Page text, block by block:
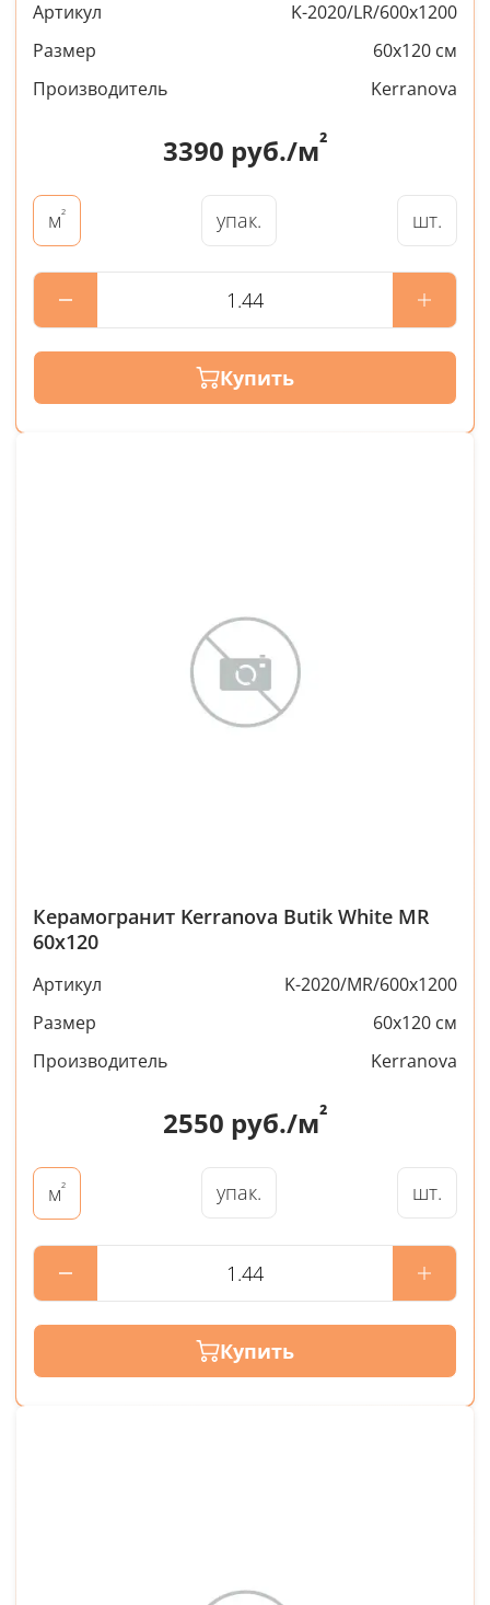
Артикул
K-2020/LR/600x1200
Размер
60x120 см
Производитель
Kerranova
3390 руб./м²
м² упак. шт.
Купить
Керамогранит Kerranova Butik White MR
60x120
Артикул
K-2020/MR/600x1200
Размер
60x120 см
Производитель
Kerranova
2550 руб./м²
м² упак. шт.
Купить